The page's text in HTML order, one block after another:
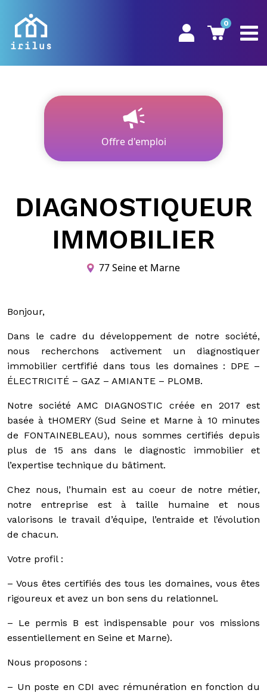
0
Offre d'emploi
DIAGNOSTIQUEUR
IMMOBILIER
77 Seine et Marne
Bonjour,
Dans le cadre du développement de notre société,
nous recherchons activement un diagnostiquer
immobilier certfifié dans tous les domaines : DPE –
ÉLECTRICITÉ – GAZ – AMIANTE – PLOMB.
Notre société AMC DIAGNOSTIC créée en 2017 est
basée à tHOMERY (Sud Seine et Marne à 10 minutes
de FONTAINEBLEAU), nous sommes certifiés depuis
plus de 15 ans dans le diagnostic immobilier et
l’expertise technique du bâtiment.
Chez nous, l’humain est au coeur de notre métier,
notre entreprise est à taille humaine et nous
valorisons le travail d’équipe, l’entraide et l’évolution
de chacun.
Votre profil :
– Vous êtes certifiés des tous les domaines, vous êtes
rigoureux et avez un bon sens du relationnel.
– Le permis B est indispensable pour vos missions
essentiellement en Seine et Marne).
Nous proposons :
– Un poste en CDI avec rémunération en fonction du